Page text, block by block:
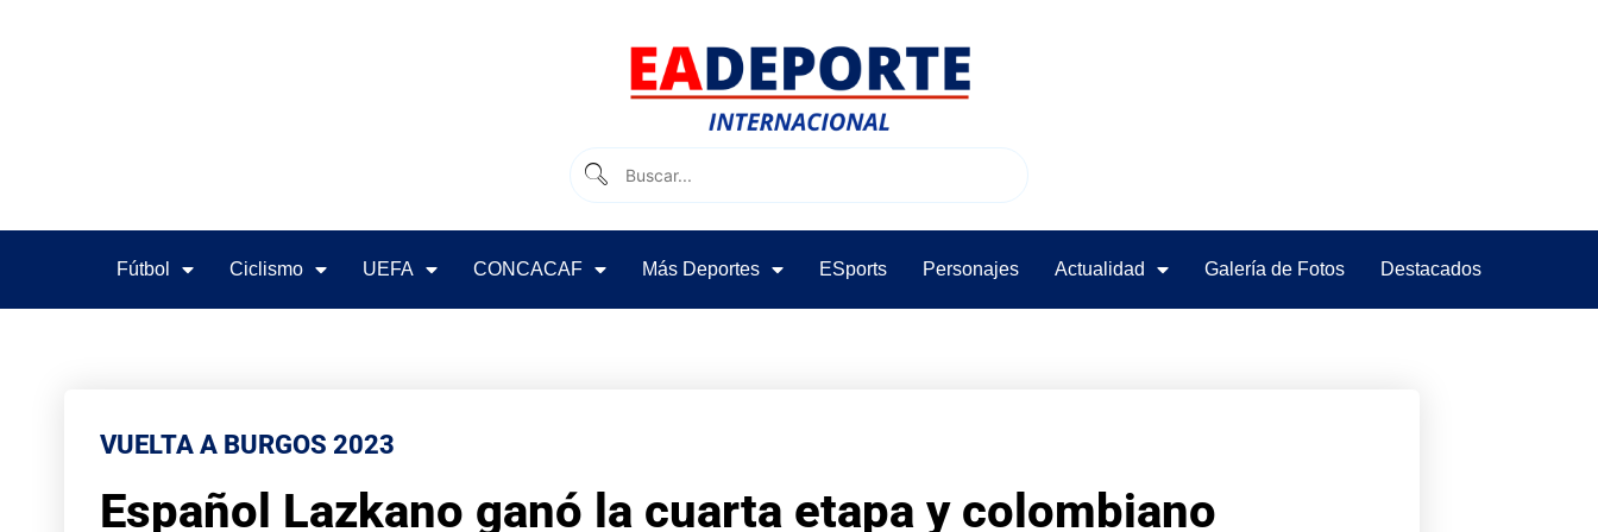
Fútbol Ciclismo UEFA CONCACAF Más Deportes ESports Personajes Actualidad Galería de Fotos Destacados
VUELTA A BURGOS 2023
Español Lazkano ganó la cuarta etapa y colombiano